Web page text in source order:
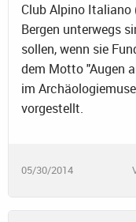
Club Alpino Italiano
Bergen unterwegs
sollen, wenn sie
dem Motto "Augen
im
vorgestellt.
05/30/2014